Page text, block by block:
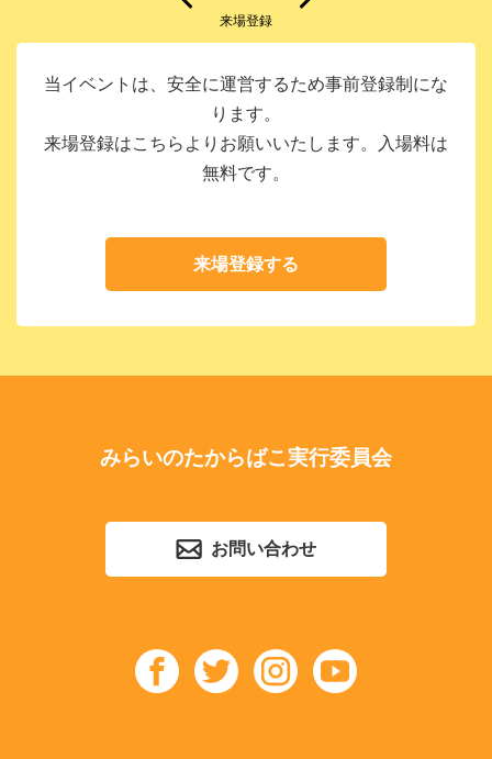
来場登録
当イベントは、安全に運営するため事前登録制にな
ります。
来場登録はこちらよりお願いいたします。入場料は
無料です。
来場登録する
みらいのたからばこ実行委員会
お問い合わせ